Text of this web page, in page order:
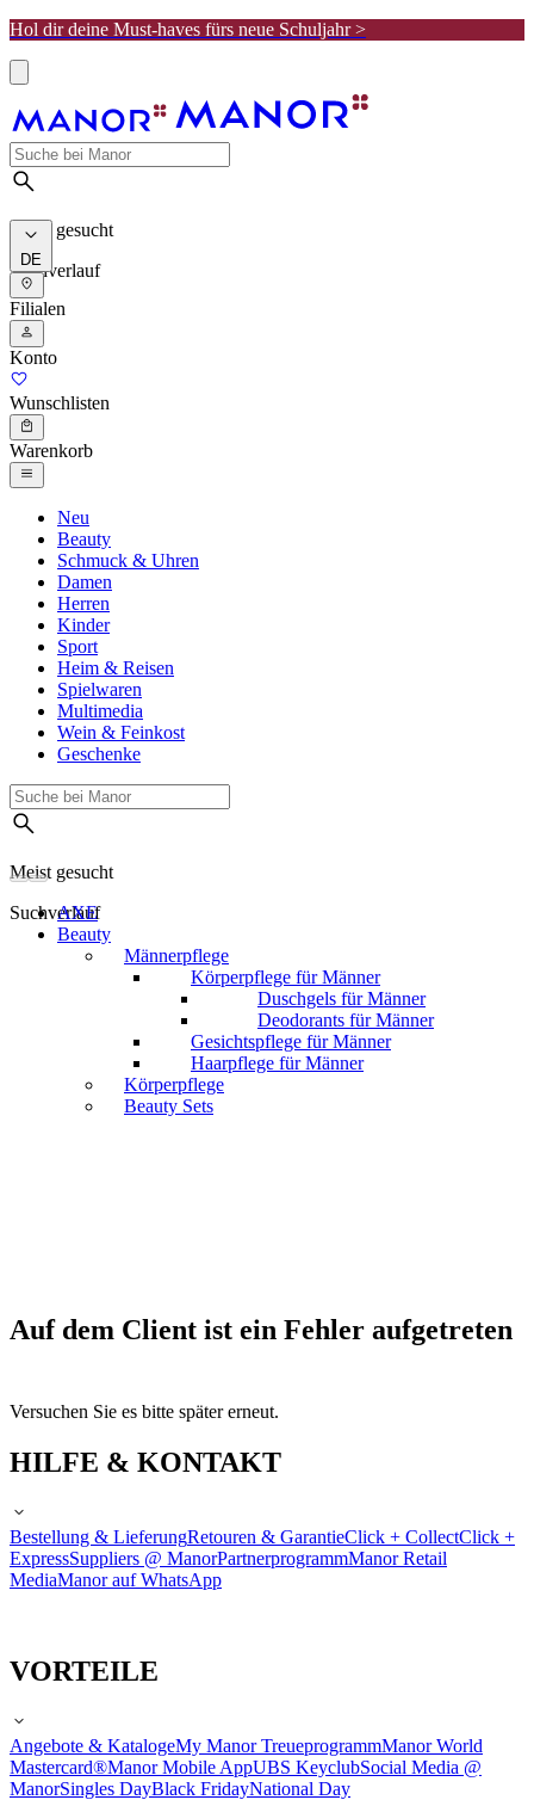
Hol dir deine Must-haves fürs neue Schuljahr >
Meist gesucht
Suchverlauf
DE
Filialen
Konto
Wunschlisten
Warenkorb
Neu
Beauty
Schmuck & Uhren
Damen
Herren
Kinder
Sport
Heim & Reisen
Spielwaren
Multimedia
Wein & Feinkost
Geschenke
Meist gesucht
Suchverlauf
AXE
Beauty
Männerpflege
Körperpflege für Männer
Duschgels für Männer
Deodorants für Männer
Gesichtspflege für Männer
Haarpflege für Männer
Körperpflege
Beauty Sets
Auf dem Client ist ein Fehler aufgetreten
Versuchen Sie es bitte später erneut.
HILFE & KONTAKT
Bestellung & LieferungRetouren & GarantieClick + CollectClick +
ExpressSuppliers @ ManorPartnerprogrammManor Retail
MediaManor auf WhatsApp
VORTEILE
Angebote & KatalogeMy Manor TreueprogrammManor World
Mastercard®Manor Mobile AppUBS KeyclubSocial Media @
ManorSingles DayBlack FridayNational Day